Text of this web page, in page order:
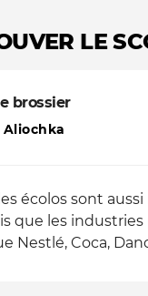
LE
brossier
Aliochka
écolos sont
que les
Nestlé, Coca,